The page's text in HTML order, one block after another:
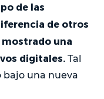
de las
de otros
una
digitales. Tal
bajo una nueva